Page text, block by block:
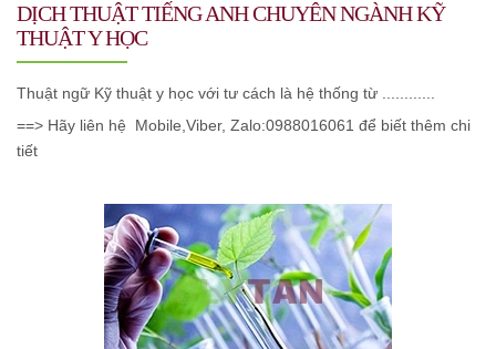
DỊCH THUẬT TIẾNG ANH CHUYÊN NGÀNH KỸ
THUẬT Y HỌC
Thuật ngữ Kỹ thuật y học với tư cách là hệ thống từ ............
==> Hãy liên hệ Mobile,Viber, Zalo:0988016061 để biết thêm chi
tiết